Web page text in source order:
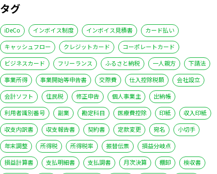
タグ
iDeCo インボイス制度 インボイス見積書
カード払い
キャッシュフロー
クレジットカード
コーポレートカード
ビジネスカード
フリーランス ふるさと納税 一人親方
下請法
事業所得
事業開始等申告書 交際費 仕入控除税額
会社設立
会計ソフト
住民税 修正申告 個人事業主
出納帳
利用者識別番号
副業 勘定科目 医療費控除 印紙
収入印紙
収支内訳書
収支報告書 契約書 定款変更 宛名
小切手
年末調整
所得税 所得税率 振替伝票
損益分岐点
損益計算書
支払明細書 支払調書 月次決算 棚卸
検収書